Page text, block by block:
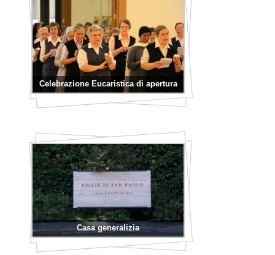
Celebrazione Eucaristica di apertura
Casa generalizia